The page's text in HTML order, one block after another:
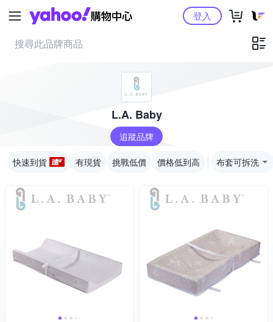
Yahoo購物中心登入
L.A. Baby
追蹤品牌
快速到貨 有現貨 挑戰低價 價格低到高 布套可拆洗